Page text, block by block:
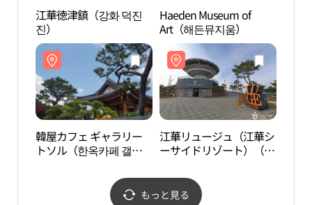
江華徳津鎮（강화 덕진
진）
Haeden Museum of
Art（해든뮤지움）
韓屋カフェ ギャラリー
トソル（한옥카페 갤러
江華リュージュ（江華シ
ーサイドリゾート）（강
조트））
もっと見る